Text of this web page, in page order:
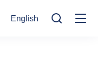
English